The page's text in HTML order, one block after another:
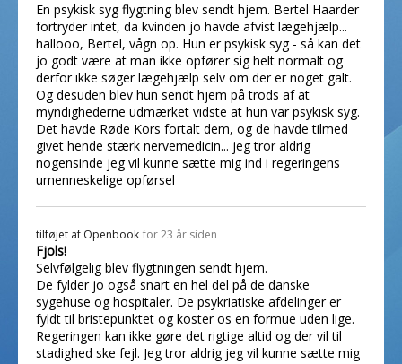
En psykisk syg flygtning blev sendt hjem. Bertel Haarder
fortryder intet, da kvinden jo havde afvist lægehjælp...
hallooo, Bertel, vågn op. Hun er psykisk syg - så kan det
jo godt være at man ikke opfører sig helt normalt og
derfor ikke søger lægehjælp selv om der er noget galt.
Og desuden blev hun sendt hjem på trods af at
myndighederne udmærket vidste at hun var psykisk syg.
Det havde Røde Kors fortalt dem, og de havde tilmed
givet hende stærk nervemedicin... jeg tror aldrig
nogensinde jeg vil kunne sætte mig ind i regeringens
umenneskelige opførsel
tilføjet af Openbook for 23 år siden
Fjols!
Selvfølgelig blev flygtningen sendt hjem.
De fylder jo også snart en hel del på de danske
sygehuse og hospitaler. De psykriatiske afdelinger er
fyldt til bristepunktet og koster os en formue uden lige.
Regeringen kan ikke gøre det rigtige altid og der vil til
stadighed ske fejl. Jeg tror aldrig jeg vil kunne sætte mig